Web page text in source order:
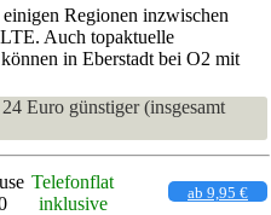
Regionen inzwischen
Auch topaktuelle
in Eberstadt bei O2 mit
Euro günstiger (insgesamt
Telefonflat
inklusive
ab 9,95 €